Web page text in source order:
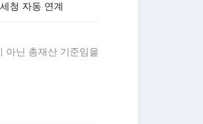
청 자동 연계
아닌 총재산 기준임을